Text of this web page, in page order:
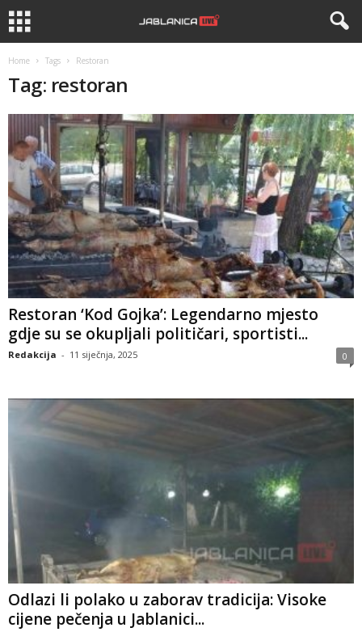
Home Tags Restoran
Tag: restoran
Restoran ‘Kod Gojka’: Legendarno mjesto
gdje su se okupljali političari, sportisti...
Redakcija - 11 siječnja, 2025 0
Odlazi li polako u zaborav tradicija: Visoke
cijene pečenja u Jablanici...